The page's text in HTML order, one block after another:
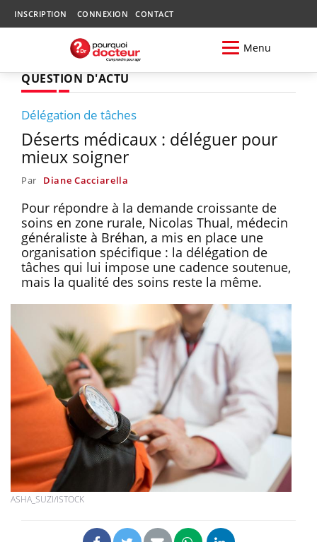
INSCRIPTION CONNEXION CONTACT
Menu
QUESTION D'ACTU
Délégation de tâches
Déserts médicaux : déléguer pour
mieux soigner
Par Diane Cacciarella
Pour répondre à la demande croissante de
soins en zone rurale, Nicolas Thual, médecin
généraliste à Bréhan, a mis en place une
organisation spécifique : la délégation de
tâches qui lui impose une cadence soutenue,
mais la qualité des soins reste la même.
ASHA_SUZI/ISTOCK